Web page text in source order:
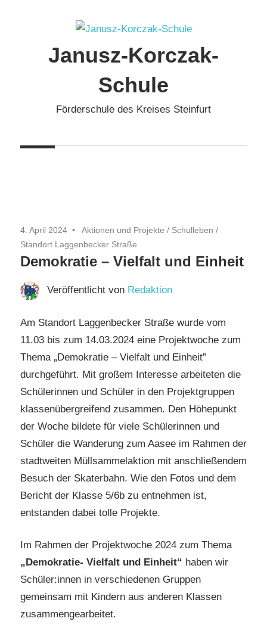
Janusz-Korczak-
Schule
Förderschule des Kreises Steinfurt
4. April 2024 Aktionen und Projekte / Schulleben /
Standort Laggenbecker Straße
Demokratie – Vielfalt und Einheit
Veröffentlicht von Redaktion
Am Standort Laggenbecker Straße wurde vom
11.03 bis zum 14.03.2024 eine Projektwoche zum
Thema „Demokratie – Vielfalt und Einheit”
durchgeführt. Mit großem Interesse arbeiteten die
Schülerinnen und Schüler in den Projektgruppen
klassenübergreifend zusammen. Den Höhepunkt
der Woche bildete für viele Schülerinnen und
Schüler die Wanderung zum Aasee im Rahmen der
stadtweiten Müllsammelaktion mit anschließendem
Besuch der Skaterbahn. Wie den Fotos und dem
Bericht der Klasse 5/6b zu entnehmen ist,
entstanden dabei tolle Projekte.
Im Rahmen der Projektwoche 2024 zum Thema
„Demokratie- Vielfalt und Einheit“ haben wir
Schüler:innen in verschiedenen Gruppen
gemeinsam mit Kindern aus anderen Klassen
zusammengearbeitet.